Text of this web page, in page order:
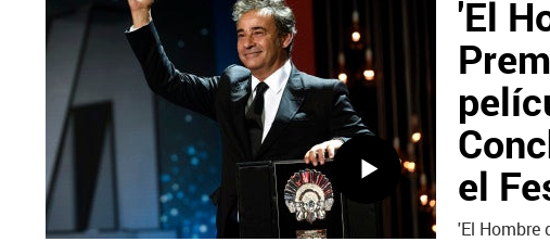
'El
el
'El Hombre